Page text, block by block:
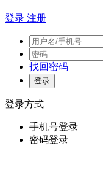
登录 注册
找回密码
登录方式
手机号登录
密码登录